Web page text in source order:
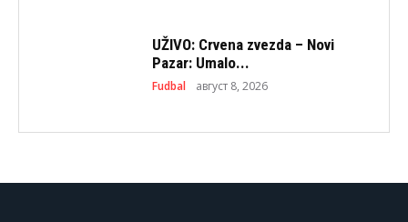
UŽIVO: Crvena zvezda – Novi
Pazar: Umalo...
Fudbal август 8, 2026